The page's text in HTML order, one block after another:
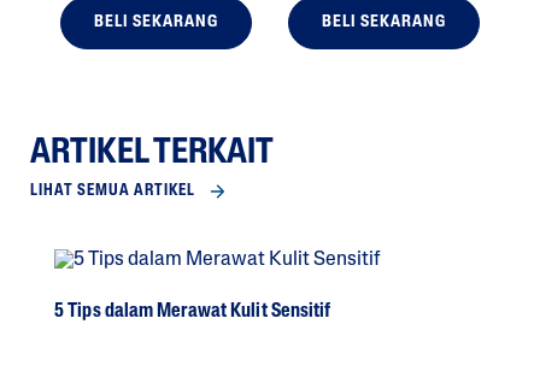
BELI SEKARANG BELI SEKARANG
ARTIKEL TERKAIT
LIHAT SEMUA ARTIKEL
5 Tips dalam Merawat Kulit Sensitif